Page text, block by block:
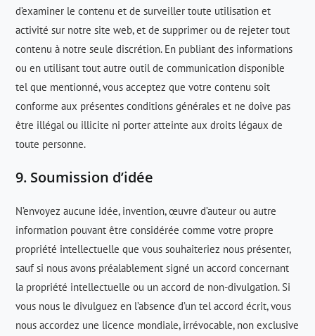
d’examiner le contenu et de surveiller toute utilisation et
activité sur notre site web, et de supprimer ou de rejeter tout
contenu à notre seule discrétion. En publiant des informations
ou en utilisant tout autre outil de communication disponible
tel que mentionné, vous acceptez que votre contenu soit
conforme aux présentes conditions générales et ne doive pas
être illégal ou illicite ni porter atteinte aux droits légaux de
toute personne.
9. Soumission d’idée
N’envoyez aucune idée, invention, œuvre d’auteur ou autre
information pouvant être considérée comme votre propre
propriété intellectuelle que vous souhaiteriez nous présenter,
sauf si nous avons préalablement signé un accord concernant
la propriété intellectuelle ou un accord de non-divulgation. Si
vous nous le divulguez en l’absence d’un tel accord écrit, vous
nous accordez une licence mondiale, irrévocable, non exclusive